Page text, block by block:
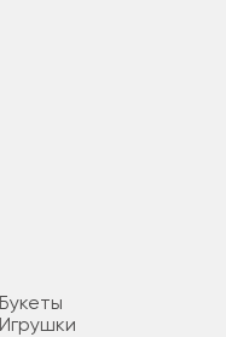
Букеты
Игрушки